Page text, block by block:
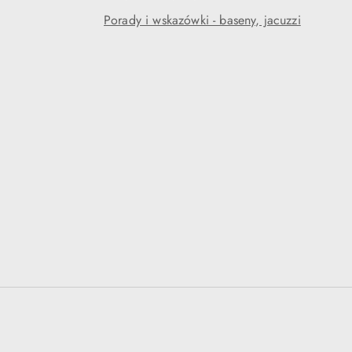
Porady i wskazówki - baseny, jacuzzi